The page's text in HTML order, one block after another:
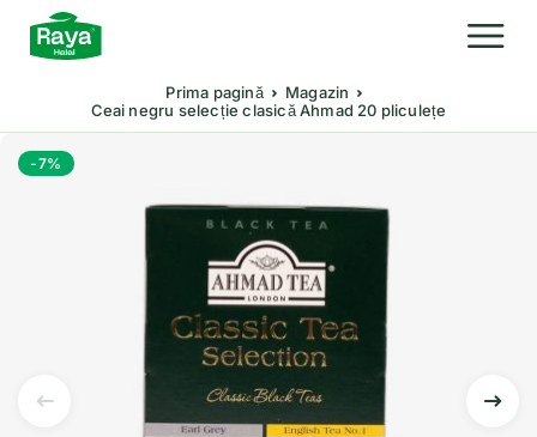
Prima pagină
Magazin
Ceai negru selecție clasică Ahmad 20 pliculețe
-7%